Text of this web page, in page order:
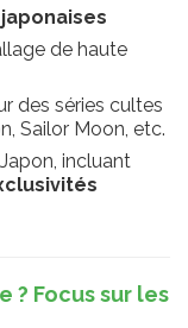
de haute
des séries cultes
Sailor Moon, etc.
incluant
? Focus sur les